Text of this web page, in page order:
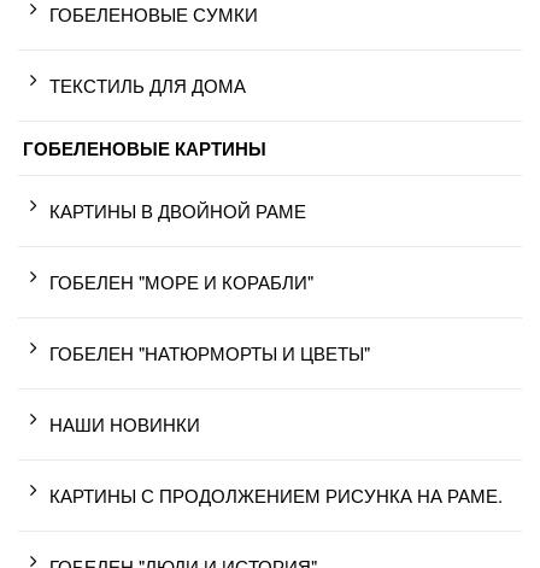
ГОБЕЛЕНОВЫЕ СУМКИ
ТЕКСТИЛЬ ДЛЯ ДОМА
ГОБЕЛЕНОВЫЕ КАРТИНЫ
КАРТИНЫ В ДВОЙНОЙ РАМЕ
ГОБЕЛЕН "МОРЕ И КОРАБЛИ"
ГОБЕЛЕН "НАТЮРМОРТЫ И ЦВЕТЫ"
НАШИ НОВИНКИ
КАРТИНЫ С ПРОДОЛЖЕНИЕМ РИСУНКА НА РАМЕ.